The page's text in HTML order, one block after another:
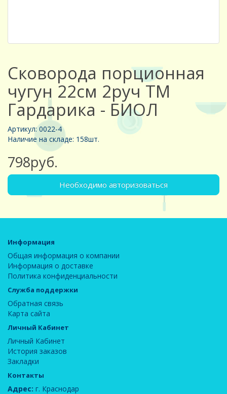
Сковорода порционная
чугун 22см 2руч ТМ
Гардарика - БИОЛ
Артикул: 0022-4
Наличие на складе: 158шт.
798руб.
Необходимо авторизоваться
Информация
Общая информация о компании
Информация о доставке
Политика конфиденциальности
Служба поддержки
Обратная связь
Карта сайта
Личный Кабинет
Личный Кабинет
История заказов
Закладки
Контакты
Адрес: г. Краснодар